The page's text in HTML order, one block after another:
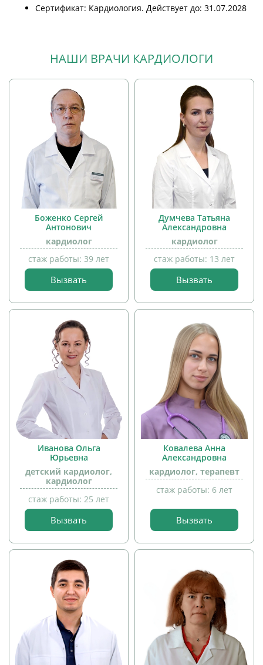
Сертификат: Кардиология. Действует до: 31.07.2028
НАШИ ВРАЧИ КАРДИОЛОГИ
прием
детей
Боженко Сергей
Антонович
кардиолог
стаж работы: 39 лет
Вызвать
прием
детей
Думчева Татьяна
Александровна
кардиолог
стаж работы: 13 лет
Вызвать
прием
детей
Иванова Ольга
Юрьевна
детский кардиолог,
кардиолог
стаж работы: 25 лет
Вызвать
прием
Ковалева Анна
Александровна
кардиолог, терапевт
стаж работы: 6 лет
Вызвать